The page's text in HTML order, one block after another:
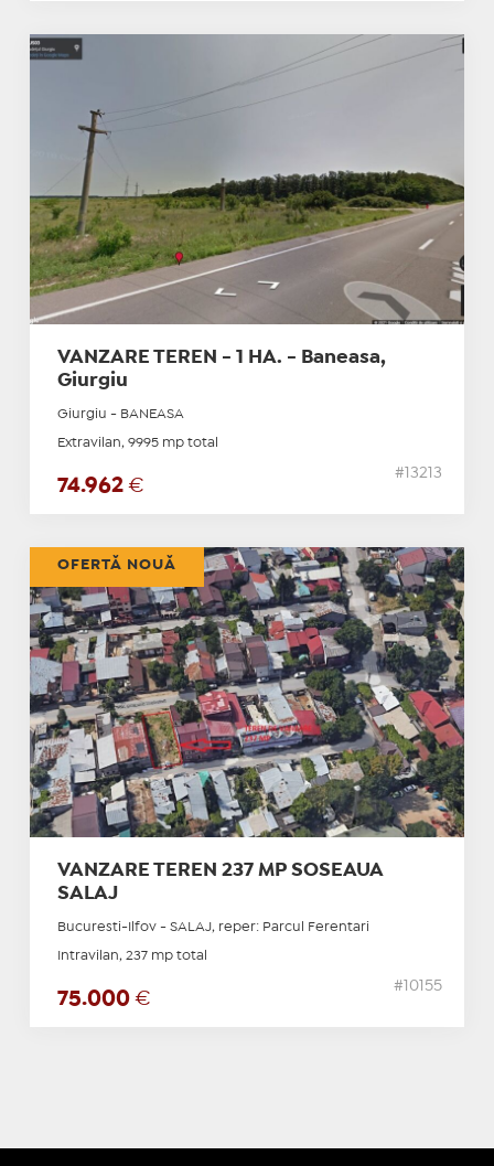
VANZARE TEREN - 1 HA. - Baneasa,
Giurgiu
Giurgiu - BANEASA
Extravilan, 9995 mp total
74.962 €
#13213
VANZARE TEREN 237 MP SOSEAUA
SALAJ
Bucuresti-Ilfov - SALAJ, reper: Parcul Ferentari
Intravilan, 237 mp total
75.000 €
#10155
OFERTĂ NOUĂ